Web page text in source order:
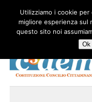
HOME CHI SIAMO LA RETE
AREE TEMATICHE
Utilizziamo i cookie
migliore esperienza sul
questo sito noi
Ok